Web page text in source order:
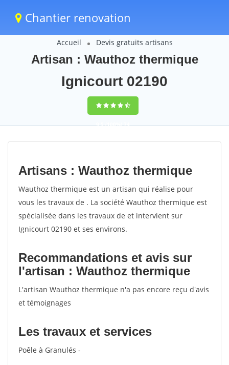
Chantier renovation
Accueil Devis gratuits artisans
Artisan : Wauthoz thermique
Ignicourt 02190
9,5(100%)74
votes
Artisans : Wauthoz thermique
Wauthoz thermique est un artisan qui réalise pour
vous les travaux de . La société Wauthoz thermique est
spécialisée dans les travaux de et intervient sur
Ignicourt 02190 et ses environs.
Recommandations et avis sur
l'artisan : Wauthoz thermique
L'artisan Wauthoz thermique n'a pas encore reçu d'avis
et témoignages
Les travaux et services
Poêle à Granulés -